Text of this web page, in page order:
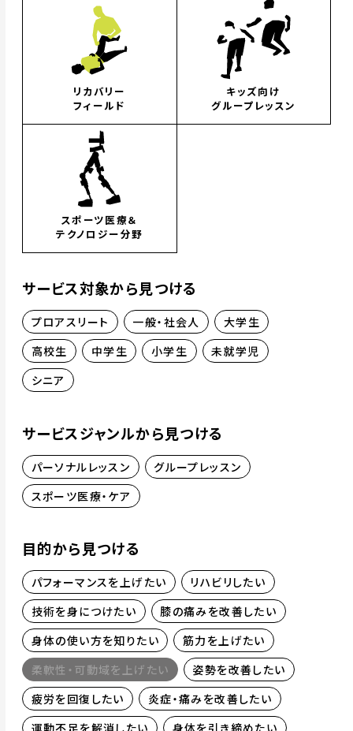
リカバリー
フィールド
キッズ向け
グループレッスン
スポーツ医療＆
テクノロジー分野
サービス対象から見つける
プロアスリート 一般・社会人
大学生
高校生
中学生 小学生
未就学児
シニア
サービスジャンルから見つける
パーソナルレッスン
グループレッスン
スポーツ医療・ケア
目的から見つける
パフォーマンスを上げたい
リハビリしたい
技術を身につけたい
膝の痛みを改善したい
身体の使い方を知りたい
筋力を上げたい
柔軟性・可動域を上げたい
姿勢を改善したい
疲労を回復したい
炎症・痛みを改善したい
運動不足を解消したい
身体を引き締めたい